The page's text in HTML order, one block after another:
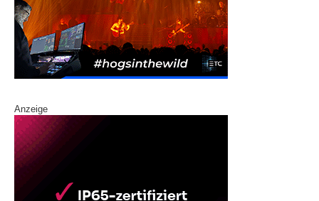
Anzeige